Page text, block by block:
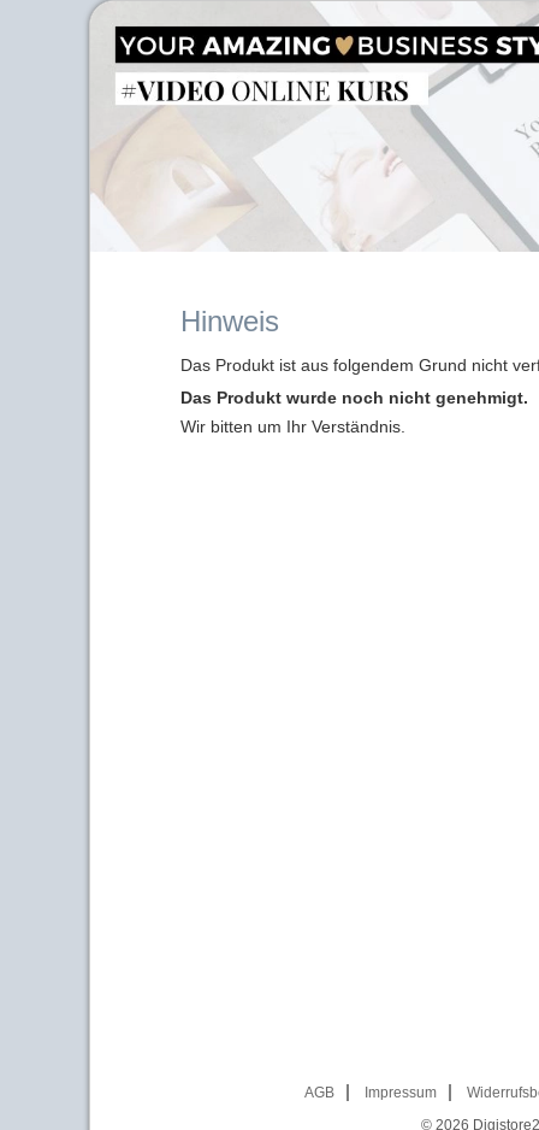
Hinweis
Das Produkt ist aus folgendem Grund nicht
Das Produkt wurde noch nicht genehmigt.
Wir bitten um Ihr Verständnis.
AGB Impressum
© 2026